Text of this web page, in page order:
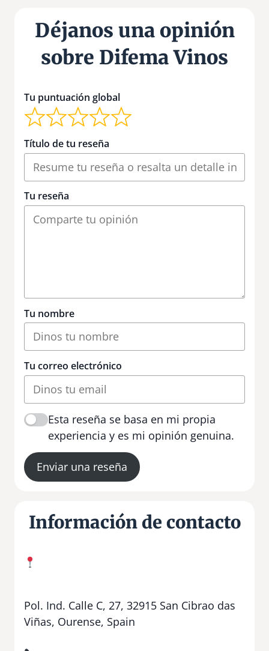
Déjanos una opinión
sobre Difema Vinos
Tu puntuación global
Título de tu reseña
Tu reseña
Tu nombre
Tu correo electrónico
Esta reseña se basa en mi propia
experiencia y es mi opinión genuina.
Enviar una reseña
Información de contacto
Pol. Ind. Calle C, 27, 32915 San Cibrao das
Viñas, Ourense, Spain